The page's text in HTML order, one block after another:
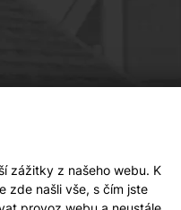
zážitky z našeho webu. K
zde našli vše, s čím jste